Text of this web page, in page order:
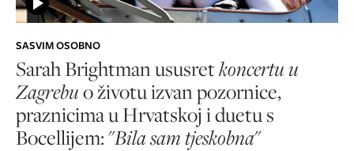
SASVIM OSOBNO
Sarah Brightman ususretkoncertu u
Zagrebuo životu izvan pozornice,
praznicima u Hrvatskoj i duetu s
Bocellijem: "Bila sam tjeskobna"